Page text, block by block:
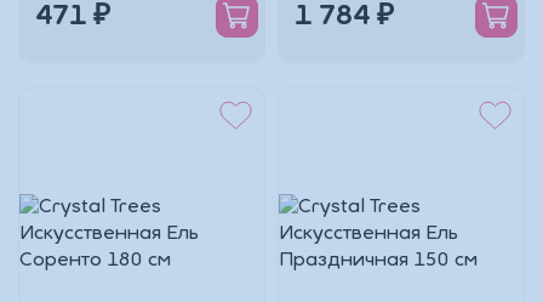
471 ₽ 1 784 ₽